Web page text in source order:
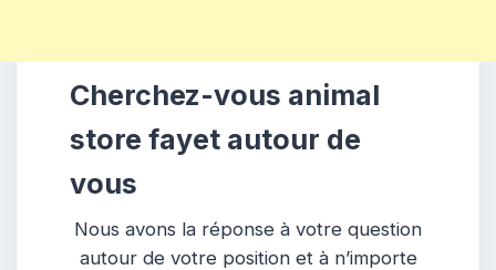
Cherchez-vous animal
store fayet autour de
vous
Nous avons la réponse à votre question
autour de votre position et à n’importe